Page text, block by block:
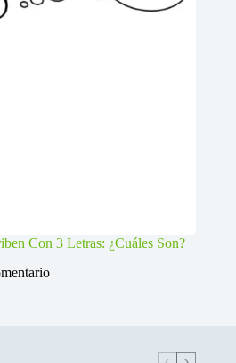
Con 3 Letras: ¿Cuáles Son?